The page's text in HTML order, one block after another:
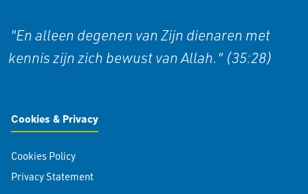
"En alleen degenen van Zijn dienaren met
kennis zijn zich bewust van Allah." (35:28)
Cookies & Privacy
Cookies Policy
Privacy Statement